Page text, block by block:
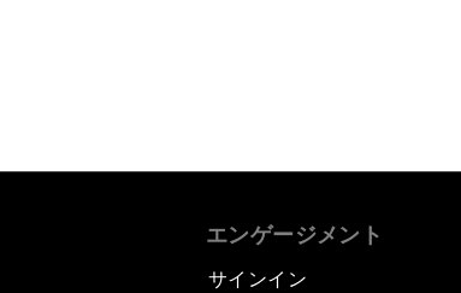
エンゲージメント
サインイン